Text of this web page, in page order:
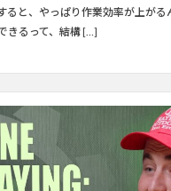
ると、やっぱり作業効率が上がる
きるって、結構 […]